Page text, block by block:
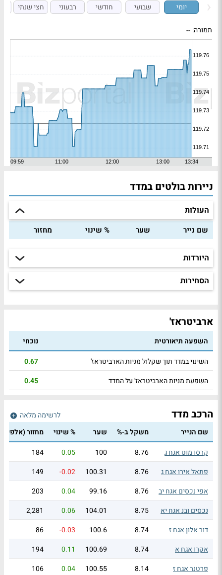
יומי שבועי חודשי רבעוני חצי שנתי
תמורה: --
ניירות בולטים במדד
העולות
שם נייר שער % שינוי מחזור
היורדות
הסחירות
ארביטראז'
השפעה תיאורטית
נוכחי
השינוי במדד תוך שקלול מניות הארביטראז'
0.67
השפעת מניות הארביטראז' על המדד
0.45
הרכב מדד
לרשימה מלאה
שם הנייר
משקל ב-% שער % שינוי מחזור(אלפי
קרסו מוט אגח ג
8.76
100
0.05
184
פתאל אירו אגח ג
8.76
100.31
-0.02
149
אפי נכסים אגח יב
8.76
99.16
0.04
203
נכסים ובנ אגח יא
8.75
104.01
0.06
2,281
דור אלון אגח ז
8.74
100.6
-0.03
86
אקרו אגח א
8.74
100.69
0.11
194
פרטנר אגח ז
8.14
100.55
0.04
106